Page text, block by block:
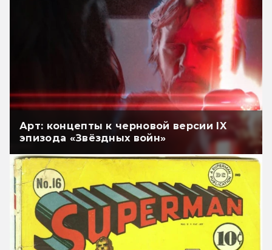
Арт: концепты к черновой версии IX
эпизода «Звёздных войн»